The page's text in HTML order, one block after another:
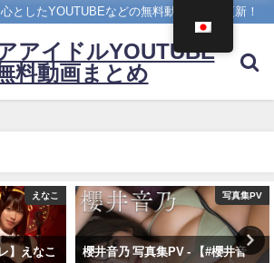
としたYOUTUBEなどの無料動画を日々更新！
アイドルYOUTUBE
料動画まとめ
写真集PV
櫻井音
メイキング
菊地姫奈 - 【2023/12/18発売！週